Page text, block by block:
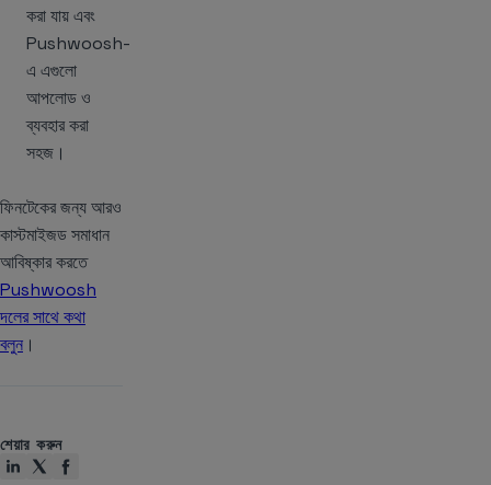
করা যায় এবং
Pushwoosh-
এ এগুলো
আপলোড ও
ব্যবহার করা
সহজ।
ফিনটেকের জন্য আরও
কাস্টমাইজড সমাধান
আবিষ্কার করতে
Pushwoosh
দলের সাথে কথা
বলুন ।
শেয়ার করুন